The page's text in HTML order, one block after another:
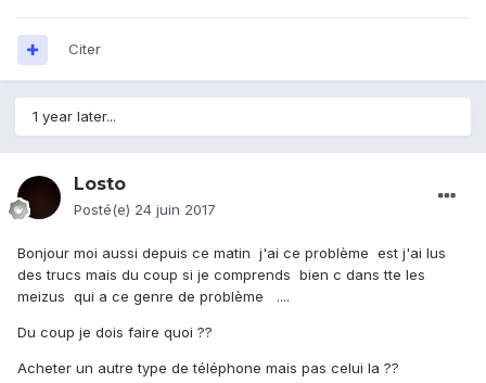
Citer
1 year later...
Losto
Posté(e) 24 juin 2017
Bonjour moi aussi depuis ce matin j'ai ce problème est j'ai lus
des trucs mais du coup si je comprends bien c dans tte les
meizus qui a ce genre de problème ....
Du coup je dois faire quoi ??
Acheter un autre type de téléphone mais pas celui la ??